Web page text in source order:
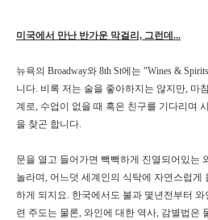
미국에서 만난 반가운 막걸리, 그런데...
뉴욕의 Broadway와 8th St에는 "Wines &
니다. 비록 저는 술을 좋아하지는 않지만, 마
계로, 수업이 없을 때 혹은 친구를 기다리며
을 찾곤 합니다.
문을 열고 들어가면 빽빽하게 진열되어있는
놀라며, 어느덧 세계인의 식탁에 자연스럽게
하게 되지요. 한국에서도 불과 몇년전부터
련 주도는 물론, 와인에 대한 역사, 감별법은